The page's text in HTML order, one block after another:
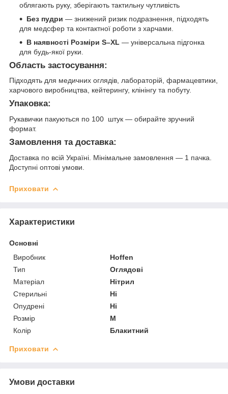
облягають руку, зберігають тактильну чутливість
Без пудри — знижений ризик подразнення, підходять
для медсфер та контактної роботи з харчами.
В наявності Розміри S–XL — універсальна підгонка
для будь-якої руки.
Область застосування:
Підходять для медичних оглядів, лабораторій, фармацевтики,
харчового виробництва, кейтерингу, клінінгу та побуту.
Упаковка:
Рукавички пакуються по 100 штук — обирайте зручний
формат.
Замовлення та доставка:
Доставка по всій Україні. Мінімальне замовлення — 1 пачка.
Доступні оптові умови.
Приховати
Характеристики
Основні
Виробник
Hoffen
Тип
Оглядові
Матеріал
Нітрил
Стерильні
Ні
Опудрені
Ні
Розмір
M
Колір
Блакитний
Приховати
Умови доставки